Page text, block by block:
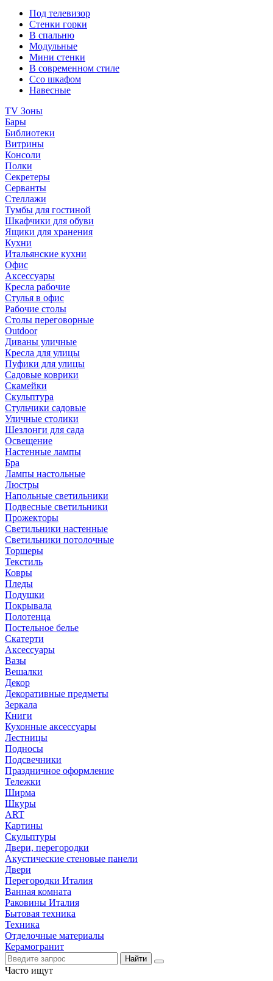
Под телевизор
Стенки горки
В спальню
Модульные
Мини стенки
В современном стиле
Ссо шкафом
Навесные
TV Зоны
Бары
Библиотеки
Витрины
Консоли
Полки
Секретеры
Серванты
Стеллажи
Тумбы для гостиной
Шкафчики для обуви
Ящики для хранения
Кухни
Итальянские кухни
Офис
Аксессуары
Кресла рабочие
Стулья в офис
Рабочие столы
Столы переговорные
Outdoor
Диваны уличные
Кресла для улицы
Пуфики для улицы
Садовые коврики
Скамейки
Скульптура
Стульчики садовые
Уличные столики
Шезлонги для сада
Освещение
Hастенные лампы
Бра
Лампы настольные
Люстры
Напольные светильники
Подвесные светильники
Прожекторы
Светильники настенные
Светильники потолочные
Торшеры
Текстиль
Ковры
Пледы
Подушки
Покрывала
Полотенца
Постельное белье
Скатерти
Аксессуары
Вазы
Вешалки
Декор
Декоративные предметы
Зеркала
Книги
Кухонные аксессуары
Лестницы
Подносы
Подсвечники
Праздничное оформление
Тележки
Ширма
Шкуры
ART
Картины
Скульптуры
Двери, перегородки
Акустические стеновые панели
Двери
Перегородки Италия
Ванная комната
Раковины Италия
Бытовая техника
Техника
Отделочные материалы
Керамогранит
Найти
Часто ищут